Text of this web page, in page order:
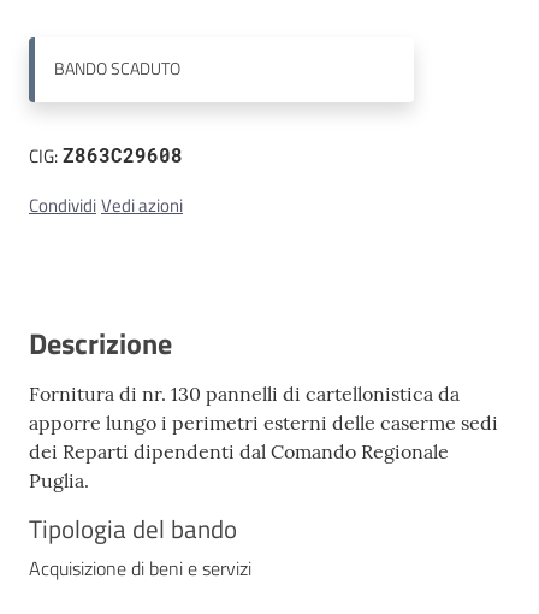
BANDOSCADUTO
CIG:Z863C29608
CondividiVedi azioni
Descrizione
Fornitura di nr. 130 pannelli di cartellonistica da
apporre lungo i perimetri esterni delle caserme sedi
dei Reparti dipendenti dal Comando Regionale
Puglia.
Tipologia del bando
Acquisizione di beni e servizi